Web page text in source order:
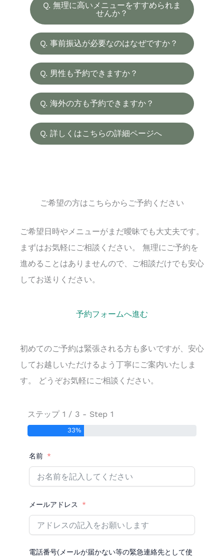
の内容をもとに、状態に合わせてご提案いた
します。
Q. 無理に高いメニューをすすめられま
せんか？
無理なおすすめはしておりません。必要な内
容を確認しながら、ご希望に合わせてご案内
いたします。
Q. 事前振込が必要なのはなぜですか？
施術枠とレンタルサロン枠を確保するため、
初回〜3回目までのお客様には事前のお振込
をお願いしております。
Q. 男性も予約できますか？
内容によってご案内可能です。ご希望の施術
内容を添えてご相談ください。
Q. 海外の方も予約できますか？
はい、対応可能です。英語でのご案内が必要
な方は、その旨をフォームにご記入くださ
Q. 詳しくはこちらの詳細ページへ
着付け＆ヘアメイク-FAQ-
ヘナFAQ
Ayurveda Oil Treatment-FAQ-
より専門的なFAQ
ご希望の方はこちらからご予約ください
ご希望日時やメニューがまだ曖昧でも大丈夫です。
まずはお気軽にご相談ください。 無理にご予約を
進めることはありませんので、ご相談だけでも安心
してお送りください。
予約フォームへ進む
初めてのご予約は緊張される方も多いですが、安心
してお越しいただけるよう丁寧にご案内いたしま
す。 どうぞお気軽にご相談ください。
ステップ 1 / 3 - Step 1
33%
名前
メールアドレス
電話番号(メールが届かない等の緊急連絡先として使